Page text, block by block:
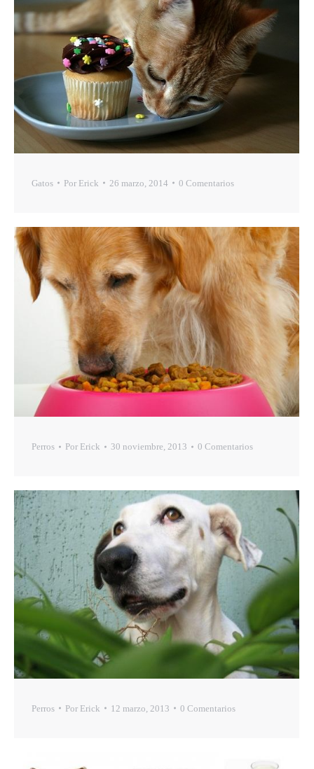
Gatos Por Erick 26 marzo, 2014 0 Comentarios
Perros Por Erick 30 noviembre, 2013 0 Comentarios
Perros Por Erick 12 marzo, 2013 0 Comentarios